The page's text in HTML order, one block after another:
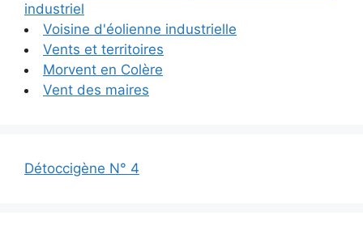
industriel
Voisine d'éolienne industrielle
Vents et territoires
Morvent en Colère
Vent des maires
Détoccigène N° 4